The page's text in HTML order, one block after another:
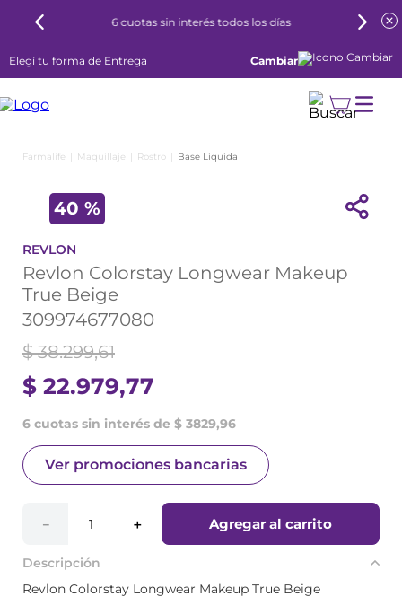
6 cuotas sin interés todos los días
Elegí tu forma de Entrega Cambiar
Maquillaje Rostro Base Liquida
40 %
REVLON
Revlon Colorstay Longwear Makeup
True Beige
309974677080
$ 22.979,77
$ 38.299,61
6 cuotas sin interés de $ 3829,96
Ver promociones bancarias
＋
－ Agregar al carrito
Descripción
Revlon Colorstay Longwear Makeup True Beige